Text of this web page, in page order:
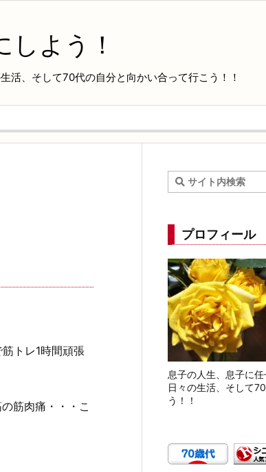
よう！
活、そして70代の自分と向かい合って行こう！！
トレ1時間頑張
筋肉痛・・・こ
プロフィール
息子の人生、息子に任
日々の生活、そして
う！！